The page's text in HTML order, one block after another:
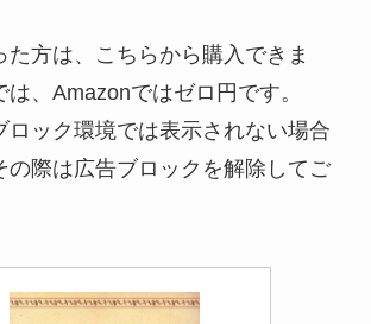
た方は、こちらから購入できま
、Amazonではゼロ円です。
ック環境では表示されない場合
の際は広告ブロックを解除してご